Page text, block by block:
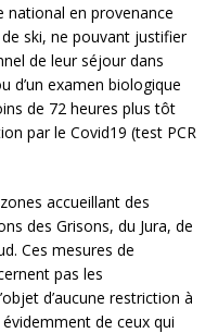
en provenance
ski, ne pouvant justifier
de leur séjour dans
d’un examen biologique
de 72 heures plus tôt
par le Covid19 (test PCR
accueillant des
des Grisons, du Jura, de
Ces mesures de
pas les
d’aucune restriction à
de ceux qui